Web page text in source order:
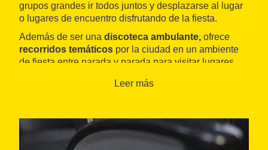
grupos grandes ir todos juntos y desplazarse al lugar
o lugares de encuentro disfrutando de la fiesta.
Además de ser una discoteca ambulante, ofrece
recorridos temáticos por la ciudad en un ambiente
de fiesta entre parada y parada para visitar lugares
de transporte en una de las Hummer
Leer más